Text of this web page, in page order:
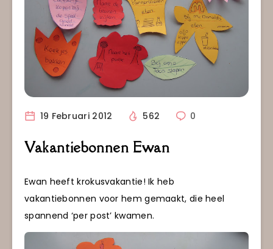
19 Februari 2012 562 0
Vakantiebonnen Ewan
Ewan heeft krokusvakantie! Ik heb
vakantiebonnen voor hem gemaakt, die heel
spannend ‘per post’ kwamen.